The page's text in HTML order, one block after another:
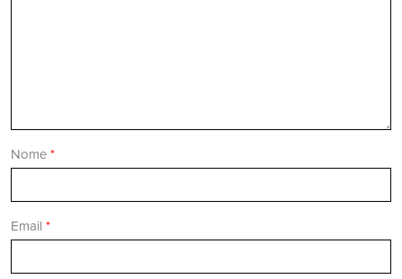
Nome *
Email *